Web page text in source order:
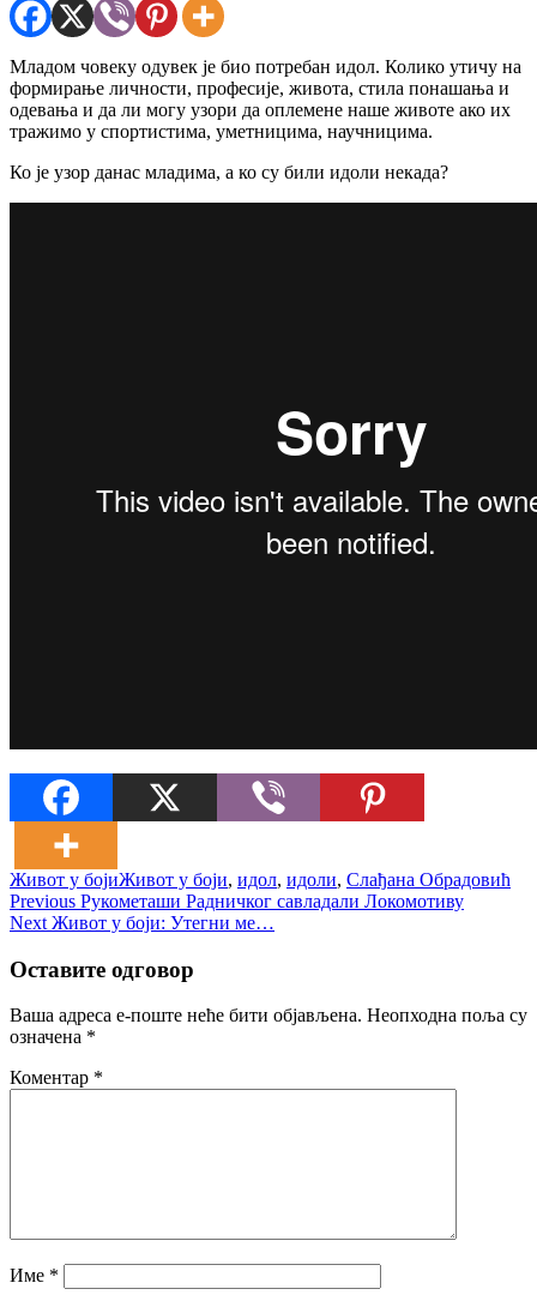
Младом човеку одувек је био потребан идол. Колико утичу на
формирање личности, професије, живота, стила понашања и
одевања и да ли могу узори да оплемене наше животе ако их
тражимо у спортистима, уметницима, научницима.
Ко је узор данас младима, а ко су били идоли некада?
Живот у бојиЖивот у боји, идол, идоли, Слађана Обрадовић
Кретање
чланка
Previous Previous
post:
Рукометаши Радничког савладали Локомотиву
Next Next
Живот у боји: Утегни ме…
Оставите одговор
Ваша адреса е-поште неће бити објављена. Неопходна поља су
означена *
Коментар *
Име *